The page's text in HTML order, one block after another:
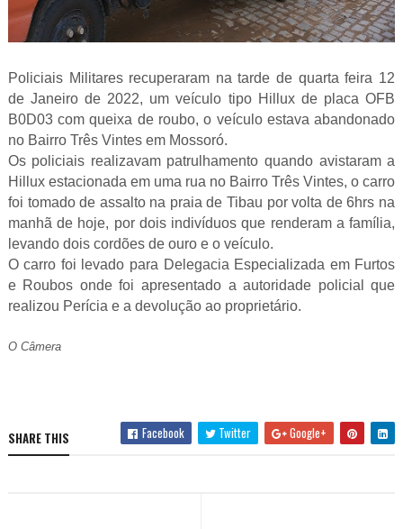
Policiais Militares recuperaram na tarde de quarta feira 12
de Janeiro de 2022, um veículo tipo Hillux de placa OFB
B0D03 com queixa de roubo, o veículo estava abandonado
no Bairro Três Vintes em Mossoró.
Os policiais realizavam patrulhamento quando avistaram a
Hillux estacionada em uma rua no Bairro Três Vintes, o carro
foi tomado de assalto na praia de Tibau por volta de 6hrs na
manhã de hoje, por dois indivíduos que renderam a família,
levando dois cordões de ouro e o veículo.
O carro foi levado para Delegacia Especializada em Furtos
e Roubos onde foi apresentado a autoridade policial que
realizou Perícia e a devolução ao proprietário.
O Câmera
SHARE THIS Facebook Twitter Google+